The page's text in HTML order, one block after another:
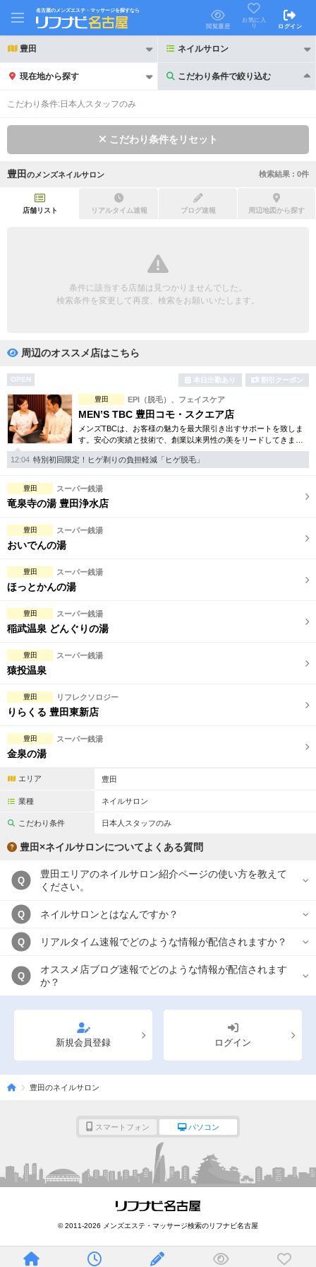
名古屋のメンズエステ・マッサージを探すなら
閲覧履歴
お気に入
り
ログイン
豊田 ネイルサロン
現在地から探す こだわり条件で絞り込む
こだわり条件で絞り込む
初回割引あり リピーター割引あり
団体様歓迎
ペアルームあり
フットバスあり 岩盤浴あり
専用駐車場あり 有資格者在籍
日本人スタッフのみ 女性スタッフのみ
スタッフ指名可 Ｗセラピスト
駅から徒歩5分以内
こだわり条件: 日本人スタッフのみ
こだわり条件をリセット
豊田 の メンズネイルサロン 検索結果 : 0件
店舗リスト リアルタイム速報 ブログ速報 周辺地図から探す
条件に該当する店舗は見つかりませんでした。
検索条件を変更して再度、検索をお願いいたします。
周辺のオススメ店はこちら
OPEN 本日出勤あり 割引クーポン
豊田 EPI（脱毛）、フェイスケア
MEN’S TBC 豊田コモ・スクエア店
メンズTBCは、お客様の魅力を最大限引き出すサポートを致しま
す。安心の実績と技術で、創業以来男性の美をリードしてきまし
た。人気のメンズ脱毛をはじめ、フェイシャルケア、引き締め等
お得な体験コースも多数。
12:04 特別初回限定！ヒゲ剃りの負担軽減「ヒゲ脱毛」
豊田 スーパー銭湯
竜泉寺の湯 豊田浄水店
豊田 スーパー銭湯
おいでんの湯
豊田 スーパー銭湯
ほっとかんの湯
豊田 スーパー銭湯
稲武温泉 どんぐりの湯
豊田 スーパー銭湯
猿投温泉
豊田 リフレクソロジー
りらくる 豊田東新店
豊田 スーパー銭湯
金泉の湯
エリア 豊田
業種 ネイルサロン
こだわり条件 日本人スタッフのみ
豊田×ネイルサロンについてよくある質問
Q
豊田エリアのネイルサロン紹介ページの使い方を教えて
ください。
Q ネイルサロンとはなんですか？
Q リアルタイム速報でどのような情報が配信されますか？
Q
オススメ店ブログ速報でどのような情報が配信されます
か？
新規会員登録 ログイン
豊田のネイルサロン
スマートフォン パソコン
© 2011-2026 メンズエステ・マッサージ検索のリフナビ名古屋